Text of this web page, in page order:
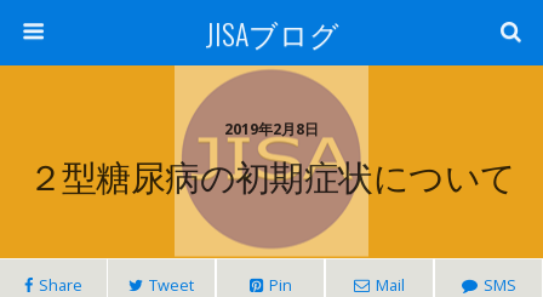
JISAブログ
2019年2月8日
２型糖尿病の初期症状について
Share Tweet Pin Mail SMS